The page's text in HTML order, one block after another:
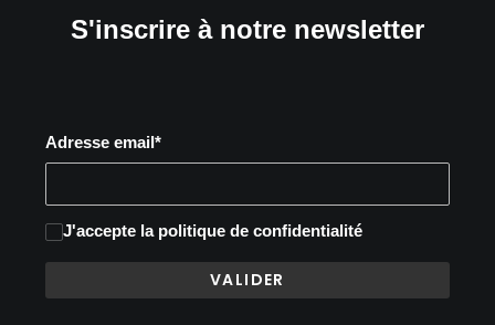
S'inscrire à notre newsletter
Adresse email*
J'accepte la politique de confidentialité